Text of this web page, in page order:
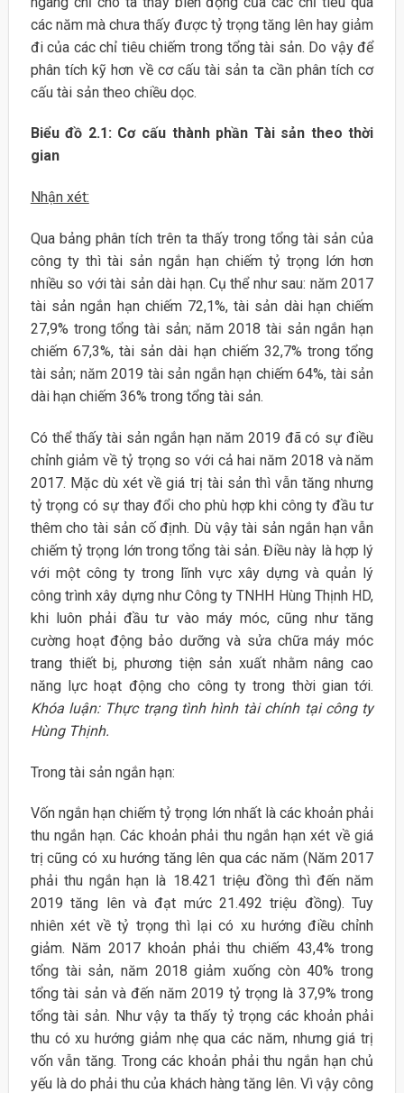
các năm mà chưa thấy được tỷ trọng tăng lên hay giảm
đi của các chỉ tiêu chiếm trong tổng tài sản. Do vậy để
phân tích kỹ hơn về cơ cấu tài sản ta cần phân tích cơ
cấu tài sản theo chiều dọc.
Biểu đồ 2.1: Cơ cấu thành phần Tài sản theo thời
gian
Nhận xét:
Qua bảng phân tích trên ta thấy trong tổng tài sản của
công ty thì tài sản ngắn hạn chiếm tỷ trọng lớn hơn
nhiều so với tài sản dài hạn. Cụ thể như sau: năm 2017
tài sản ngắn hạn chiếm 72,1%, tài sản dài hạn chiếm
27,9% trong tổng tài sản; năm 2018 tài sản ngắn hạn
chiếm 67,3%, tài sản dài hạn chiếm 32,7% trong tổng
tài sản; năm 2019 tài sản ngắn hạn chiếm 64%, tài sản
dài hạn chiếm 36% trong tổng tài sản.
Có thể thấy tài sản ngắn hạn năm 2019 đã có sự điều
chỉnh giảm về tỷ trọng so với cả hai năm 2018 và năm
2017. Mặc dù xét về giá trị tài sản thì vẫn tăng nhưng
tỷ trọng có sự thay đổi cho phù hợp khi công ty đầu tư
thêm cho tài sản cố định. Dù vậy tài sản ngắn hạn vẫn
chiếm tỷ trọng lớn trong tổng tài sản. Điều này là hợp lý
với một công ty trong lĩnh vực xây dựng và quản lý
công trình xây dựng như Công ty TNHH Hùng Thịnh HD,
khi luôn phải đầu tư vào máy móc, cũng như tăng
cường hoạt động bảo dưỡng và sửa chữa máy móc
trang thiết bị, phương tiện sản xuất nhằm nâng cao
năng lực hoạt động cho công ty trong thời gian tới.
Khóa luận: Thực trạng tình hình tài chính tại công ty
Hùng Thịnh.
Trong tài sản ngắn hạn:
Vốn ngắn hạn chiếm tỷ trọng lớn nhất là các khoản phải
thu ngắn hạn. Các khoản phải thu ngắn hạn xét về giá
trị cũng có xu hướng tăng lên qua các năm (Năm 2017
phải thu ngắn hạn là 18.421 triệu đồng thì đến năm
2019 tăng lên và đạt mức 21.492 triệu đồng). Tuy
nhiên xét về tỷ trọng thì lại có xu hướng điều chỉnh
giảm. Năm 2017 khoản phải thu chiếm 43,4% trong
tổng tài sản, năm 2018 giảm xuống còn 40% trong
tổng tài sản và đến năm 2019 tỷ trọng là 37,9% trong
tổng tài sản. Như vậy ta thấy tỷ trọng các khoản phải
thu có xu hướng giảm nhẹ qua các năm, nhưng giá trị
vốn vẫn tăng. Trong các khoản phải thu ngắn hạn chủ
yếu là do phải thu của khách hàng tăng lên. Vì vậy công